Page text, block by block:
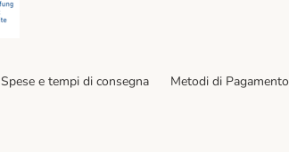
Spese e tempi di consegna Metodi di Pagamento